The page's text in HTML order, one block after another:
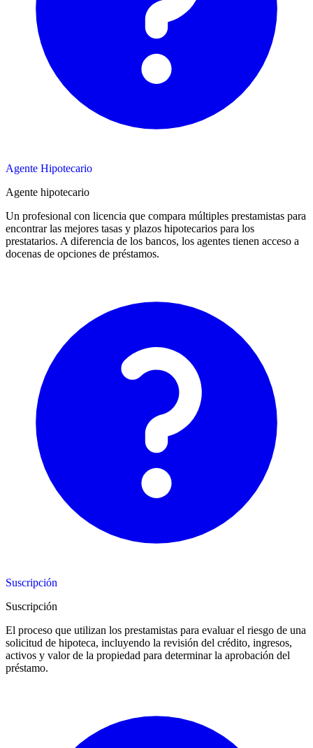
Agente Hipotecario
Agente hipotecario
Un profesional con licencia que compara múltiples prestamistas para
encontrar las mejores tasas y plazos hipotecarios para los
prestatarios. A diferencia de los bancos, los agentes tienen acceso a
docenas de opciones de préstamos.
Suscripción
Suscripción
El proceso que utilizan los prestamistas para evaluar el riesgo de una
solicitud de hipoteca, incluyendo la revisión del crédito, ingresos,
activos y valor de la propiedad para determinar la aprobación del
préstamo.